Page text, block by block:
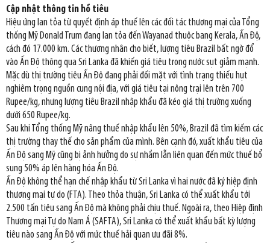
Cập nhật thông tin hồ tiêu
Hiệu ứng lan tỏa từ quyết định áp thuế lên các đối tác thương mại của Tổng
thống Mỹ Donald Trum đang lan tỏa đến Wayanad thuộc bang Kerala, Ấn Độ,
cách đó 17.000 km. Các thương nhân cho biết, lượng tiêu Brazil bất ngờ đổ
vào Ấn Độ thông qua Sri Lanka đã khiến giá tiêu trong nước sụt giảm mạnh.
Mặc dù thị trường tiêu Ấn Độ đang phải đối mặt với tình trạng thiếu hụt
nghiêm trọng nguồn cung nội địa, với giá tiêu tại nông trại lên trên 700
Rupee/kg, nhưng lượng tiêu Brazil nhập khẩu đã kéo giá thị trường xuống
dưới 650 Rupee/kg.
Sau khi Tổng thống Mỹ nâng thuế nhập khẩu lên 50%, Brazil đã tìm kiếm các
thị trường thay thế cho sản phẩm của mình. Bên cạnh đó, xuất khẩu tiêu của
Ấn Độ sang Mỹ cũng bị ảnh hưởng do sự nhầm lẫn liên quan đến mức thuế bổ
sung 50% áp lên hàng hóa Ấn Độ.
Ấn Độ không thể hạn chế nhập khẩu từ Sri Lanka vì hai nước đã ký hiệp định
thương mại tự do (FTA). Theo thỏa thuận, Sri Lanka có thể xuất khẩu tới
2.500 tấn tiêu sang Ấn Độ mà không phải chịu thuế. Ngoài ra, theo Hiệp định
Thương mại Tự do Nam Á (SAFTA), Sri Lanka có thể xuất khẩu bất kỳ lượng
tiêu nào sang Ấn Độ với mức thuế hải quan ưu đãi 8%.